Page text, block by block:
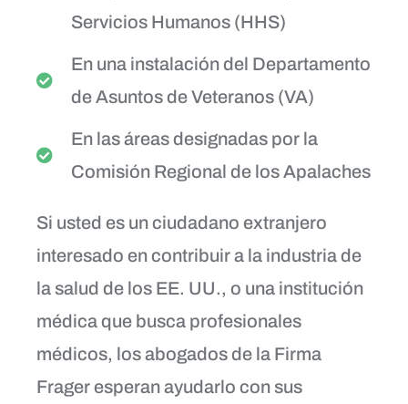
Servicios Humanos (HHS)
En una instalación del Departamento
de Asuntos de Veteranos (VA)
En las áreas designadas por la
Comisión Regional de los Apalaches
Si usted es un ciudadano extranjero
interesado en contribuir a la industria de
la salud de los EE. UU., o una institución
médica que busca profesionales
médicos, los abogados de la Firma
Frager esperan ayudarlo con sus